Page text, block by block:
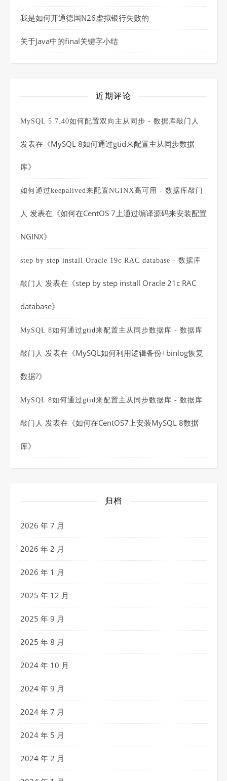
我是如何开通德国N26虚拟银行失败的
关于Java中的final关键字小结
近期评论
MySQL 5.7.40如何配置双向主从同步 - 数据库敲门人
发表在《MySQL 8如何通过gtid来配置主从同步数据
库》
如何通过keepalived来配置NGINX高可用 - 数据库敲门
人 发表在《如何在CentOS 7上通过编译源码来安装配置
NGINX》
step by step install Oracle 19c RAC database - 数据库
敲门人 发表在《step by step install Oracle 21c RAC
database》
MySQL 8如何通过gtid来配置主从同步数据库 - 数据库
敲门人 发表在《MySQL如何利用逻辑备份+binlog恢复
数据?》
MySQL 8如何通过gtid来配置主从同步数据库 - 数据库
敲门人 发表在《如何在CentOS7上安装MySQL 8数据
库》
归档
2026 年 7 月
2026 年 2 月
2026 年 1 月
2025 年 12 月
2025 年 9 月
2025 年 8 月
2024 年 10 月
2024 年 9 月
2024 年 7 月
2024 年 5 月
2024 年 2 月